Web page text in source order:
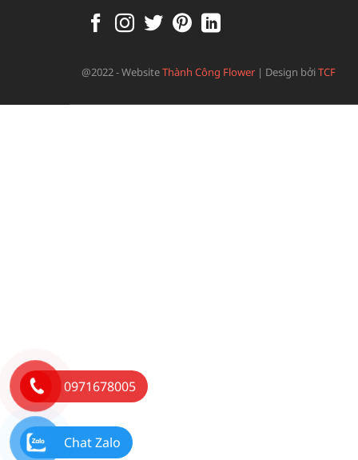
@2022 - WebsiteThành Công Flower | Design bởiTCF
0971678005
Chat Zalo